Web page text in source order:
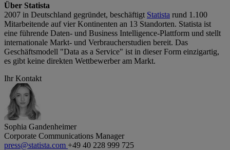
Über Statista
2007 in Deutschland gegründet, beschäftigt Statista rund 1.100
Mitarbeitende auf vier Kontinenten an 13 Standorten. Statista ist
eine führende Daten- und Business Intelligence-Plattform und stellt
internationale Markt- und Verbraucherstudien bereit. Das
Geschäftsmodell "Data as a Service" ist in dieser Form einzigartig,
es gibt keine direkten Wettbewerber am Markt.
Ihr Kontakt
Sophia Gandenheimer
Corporate Communications Manager
press@statista.com +49 40 228 999 725